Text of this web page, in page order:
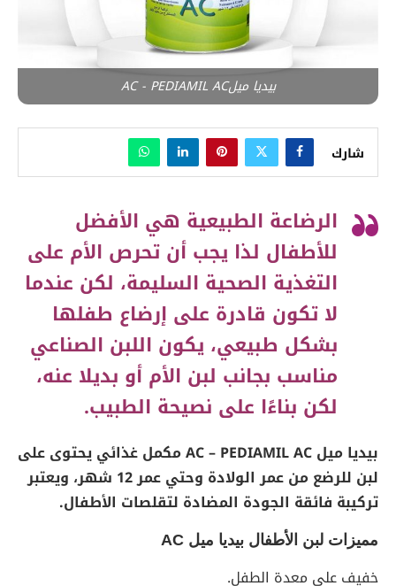
بيديا ميلAC - PEDIAMIL AC
شارك
الرضاعة الطبيعية هي الأفضل
للأطفال لذا يجب أن تحرص الأم على
التغذية الصحية السليمة، لكن عندما
لا تكون قادرة على إرضاع طفلها
بشكل طبيعي، يكون اللبن الصناعي
مناسب بجانب لبن الأم أو بديلا عنه،
لكن بناءًا على نصيحة الطبيب.
بيديا ميل AC – PEDIAMIL AC مكمل غذائي يحتوى على
لبن للرضع من عمر الولادة وحتي عمر 12 شهر، ويعتبر
تركيبة فائقة الجودة المضادة لتقلصات الأطفال.
مميزات لبن الأطفال بيديا ميل AC
خفيف على معدة الطفل.